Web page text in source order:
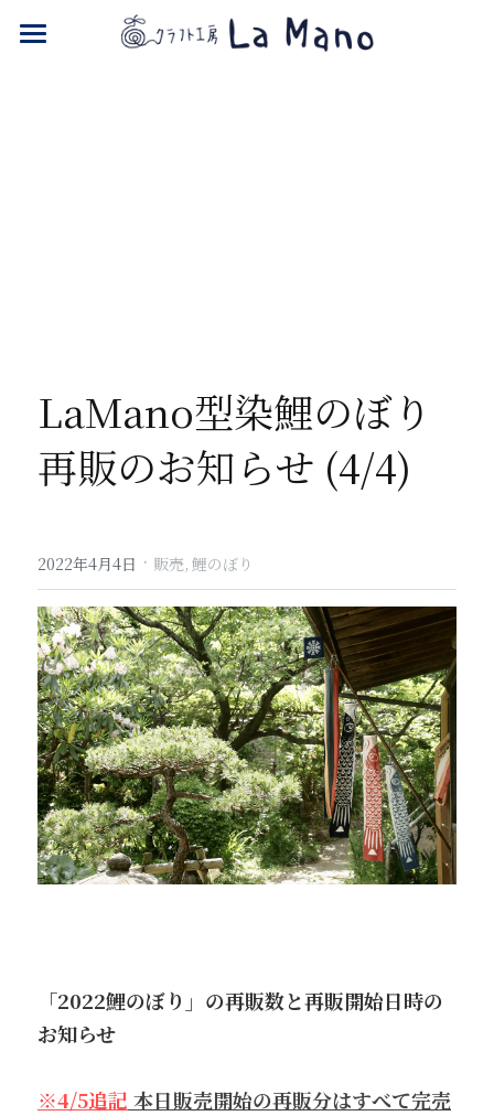
LaMano型染鯉のぼり
再販のお知らせ (4/4)
2022年4月4日 · 販売, 鯉のぼり
「2022鯉のぼり」の再販数と再販開始日時の
お知らせ
※4/5追記 本日販売開始の再販分はすべて完売